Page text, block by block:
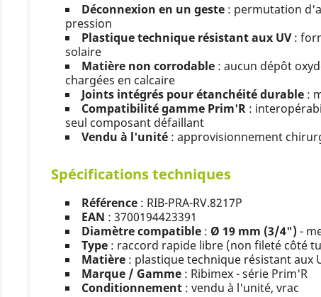
Déconnexion en un geste: permutation
pression
Plastique technique résistant aux UV:
solaire
Matière non corrodable: aucun dépôt
chargées en calcaire
Joints intégrés pour étanchéité durable:
Compatibilité gamme Prim'R:
seul composant défaillant
Vendu à l'unité: approvisionnement
Spécifications techniques
Référence: RIB-PRA-RV.8217P
EAN : 3700194423391
Diamètre compatible: Ø 19 mm (3/4")-
Type: raccord rapide libre (non fileté côté
Matière: plastique technique résistant aux
Marque / Gamme: Ribimex - série Prim'R
Conditionnement: vendu à l'unité, vrac